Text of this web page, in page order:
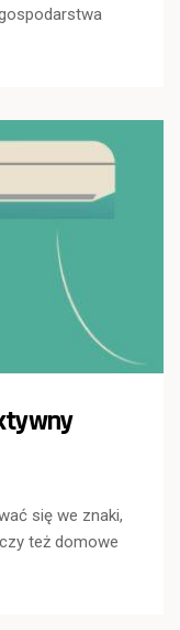
się we znaki,
też domowe